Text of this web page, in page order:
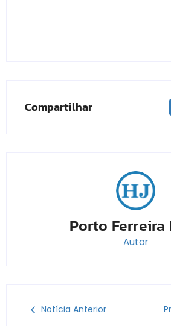
Compartilhar
Porto Ferreira
Autor
Notícia Anterior